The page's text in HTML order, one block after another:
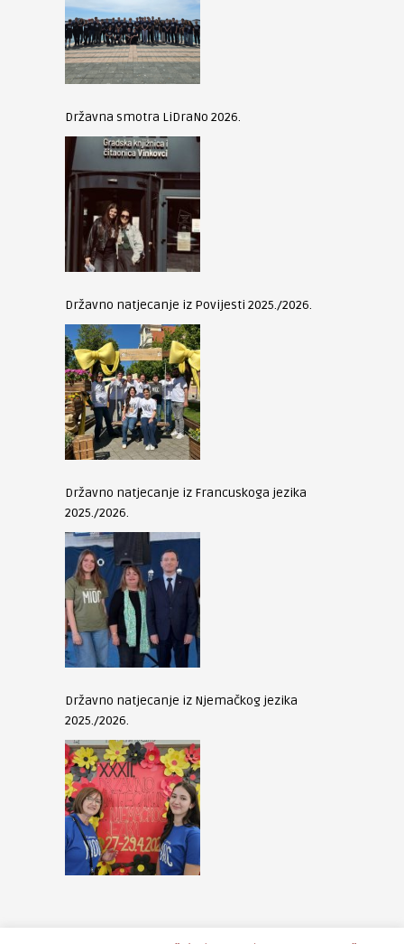
Državna smotra LiDraNo 2026.
Državno natjecanje iz Povijesti 2025./2026.
Državno natjecanje iz Francuskoga jezika
2025./2026.
Državno natjecanje iz Njemačkog jezika
2025./2026.